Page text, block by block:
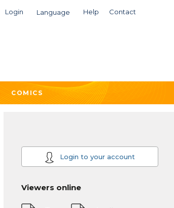
Login Language Help Contact
COMICS
Login to your account
Viewers online